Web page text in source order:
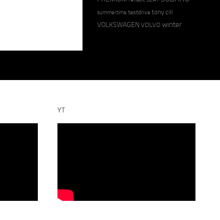
summertime testdrive tony cili
VOLKSWAGEN VOLVO winter
YT